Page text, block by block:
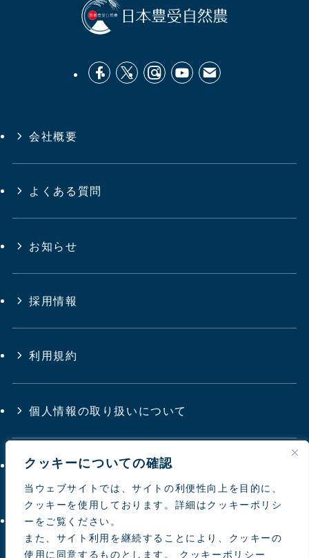
クッキーについての確認
当ウェブサイトでは、サイトの利便性向上を目的に、
クッキーを使用しております。詳細はクッキーポリシ
ーをご覧ください。
また、サイト利用を継続することにより、クッキーの
使用に同意するものとします。
クッキーポリシー
会社概要
よくある質問
お知らせ
採用情報
利用規約
個人情報の取り扱いについて
サイトマップ
お問い合わせ